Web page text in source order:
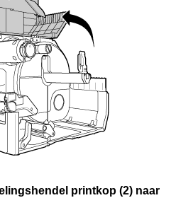
printkop (2) naar